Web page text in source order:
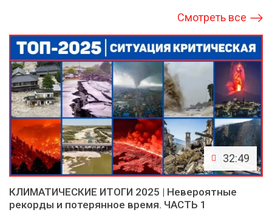
Смотреть все
32:49
КЛИМАТИЧЕСКИЕ ИТОГИ 2025 | Невероятные
рекорды и потерянное время. ЧАСТЬ 1